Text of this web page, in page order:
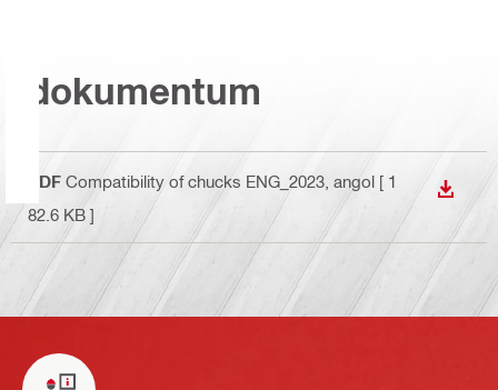
dokumentum
PDF Compatibility of chucks ENG_2023 , angol [ 1
82.6 KB ]